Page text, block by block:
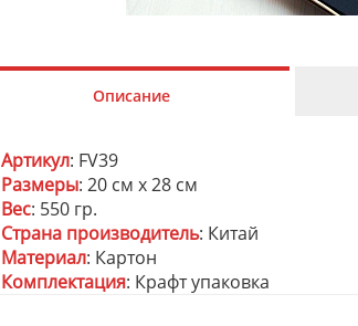
Описание
Артикул: FV39
Размеры: 20 см х 28 см
Вес: 550 гр.
Страна производитель: Китай
Материал: Картон
Комплектация: Крафт упаковка